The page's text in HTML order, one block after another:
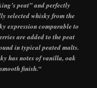
peat” and perfectly
selected whisky from the
expression comparable to
are added to the peat
in typical peated malts.
has notes of vanilla, oak
finish.“